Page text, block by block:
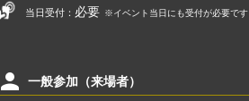
当日受付： 必要 ※イベント当日にも受付が必要です
person 一般参加（来場者）